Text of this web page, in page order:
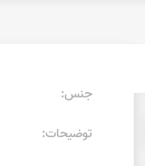
جنس:
توضیحات: